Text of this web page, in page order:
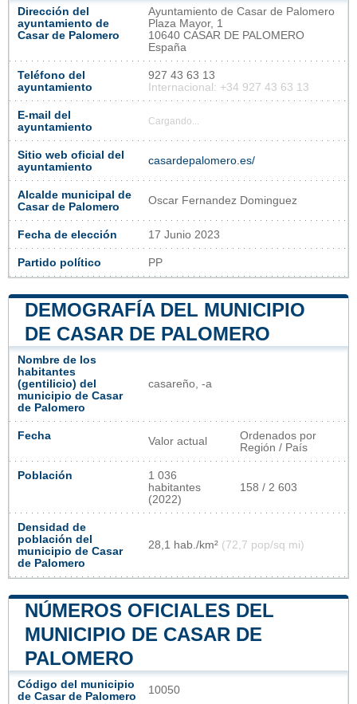
Dirección del
ayuntamiento de
Casar de Palomero
Ayuntamiento de Casar de Palomero
Plaza Mayor, 1
10640 CASAR DE PALOMERO
España
Teléfono del
ayuntamiento
927 43 63 13
Internacional: +34 927 43 63 13
E-mail del
ayuntamiento
Cargando...
Sitio web oficial del
ayuntamiento
casardepalomero.es/
Alcalde municipal de
Casar de Palomero
Oscar Fernandez Dominguez
Fecha de elección 17 Junio 2023
Partido político PP
DEMOGRAFÍA DEL MUNICIPIO
DE CASAR DE PALOMERO
Nombre de los
habitantes
(gentilicio) del
municipio de Casar
de Palomero
casareño, -a
Fecha Valor actual
Ordenados por
Región / País
Población
1 036
habitantes
(2022)
158 / 2 603
Densidad de
población del
municipio de Casar
de Palomero
28,1 hab./km² (72,7 pop/sq mi)
NÚMEROS OFICIALES DEL
MUNICIPIO DE CASAR DE
PALOMERO
Código del municipio
de Casar de Palomero
10050